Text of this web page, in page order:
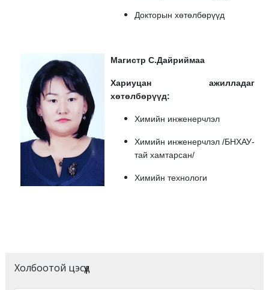
Докторын хөтөлбөрүүд
Магистр С.Дайриймаа
Хариуцан ажилладаг
хөтөлбөрүүд:
Химийн инженерчлэл
Химийн инженерчлэл /БНХАУ-
тай хамтарсан/
Химийн технологи
Холбоотой цэсүүд